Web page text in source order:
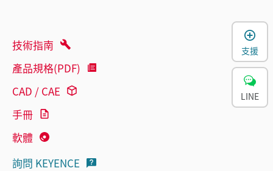
技術指南
產品規格(PDF)
CAD / CAE
手冊
軟體
詢問 KEYENCE
支援
LINE